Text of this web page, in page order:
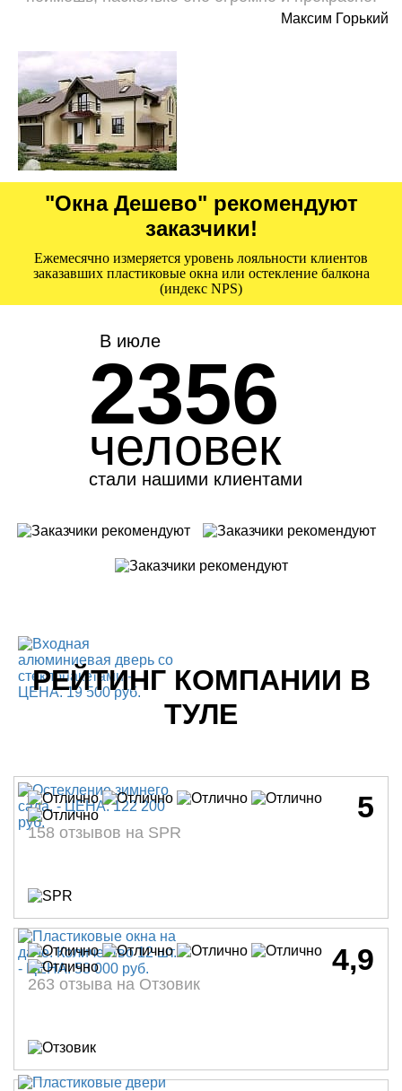
Максим Горький
"Окна Дешево" рекомендуют
заказчики!
Ежемесячно измеряется уровень лояльности клиентов
заказавших пластиковые окна или остекление балкона
(индекс NPS)
В июле
2356
человек
стали нашими клиентами
РЕЙТИНГ КОМПАНИИ В
ТУЛЕ
5
158 отзывов на SPR
4,9
263 отзыва на Отзовик